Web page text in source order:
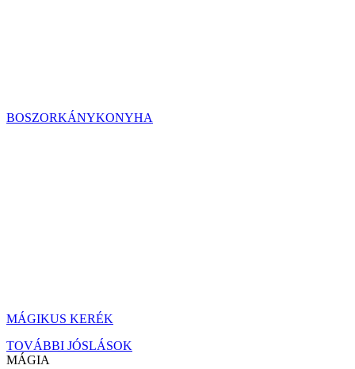
BOSZORKÁNYKONYHA
MÁGIKUS KERÉK
TOVÁBBI JÓSLÁSOK
MÁGIA